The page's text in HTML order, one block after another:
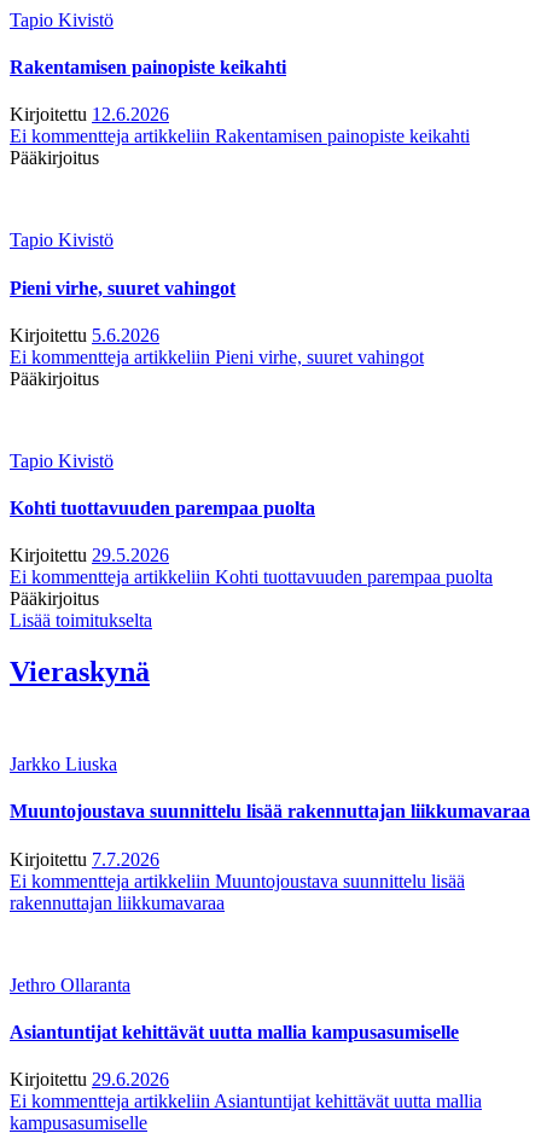
Tapio Kivistö
Rakentamisen painopiste keikahti
Kirjoitettu 12.6.2026
Ei kommentteja artikkeliin Rakentamisen painopiste keikahti
Pääkirjoitus
Tapio Kivistö
Pieni virhe, suuret vahingot
Kirjoitettu 5.6.2026
Ei kommentteja artikkeliin Pieni virhe, suuret vahingot
Pääkirjoitus
Tapio Kivistö
Kohti tuottavuuden parempaa puolta
Kirjoitettu 29.5.2026
Ei kommentteja artikkeliin Kohti tuottavuuden parempaa puolta
Pääkirjoitus
Lisää toimitukselta
Vieraskynä
Jarkko Liuska
Muuntojoustava suunnittelu lisää rakennuttajan liikkumavaraa
Kirjoitettu 7.7.2026
Ei kommentteja artikkeliin Muuntojoustava suunnittelu lisää
rakennuttajan liikkumavaraa
Jethro Ollaranta
Asiantuntijat kehittävät uutta mallia kampusasumiselle
Kirjoitettu 29.6.2026
Ei kommentteja artikkeliin Asiantuntijat kehittävät uutta mallia
kampusasumiselle